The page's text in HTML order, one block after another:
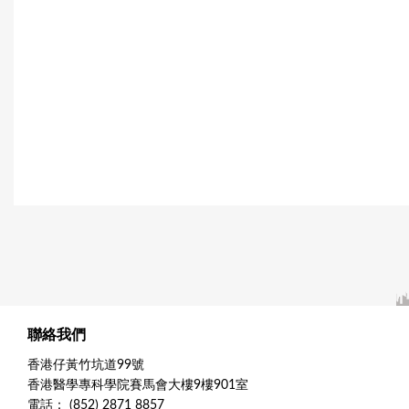
聯絡我們
香港仔黃竹坑道99號
香港醫學專科學院賽馬會大樓9樓901室
電話： (852) 2871 8857